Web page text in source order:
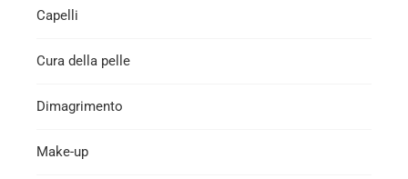
Capelli
Cura della pelle
Dimagrimento
Make-up